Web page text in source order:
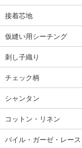
接着芯地
仮縫い用シーチング
刺し子織り
チェック柄
シャンタン
コットン・リネン
パイル・ガーゼ・レース